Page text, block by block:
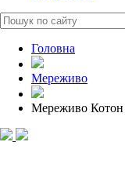
Головна
Мереживо
Мереживо Котон